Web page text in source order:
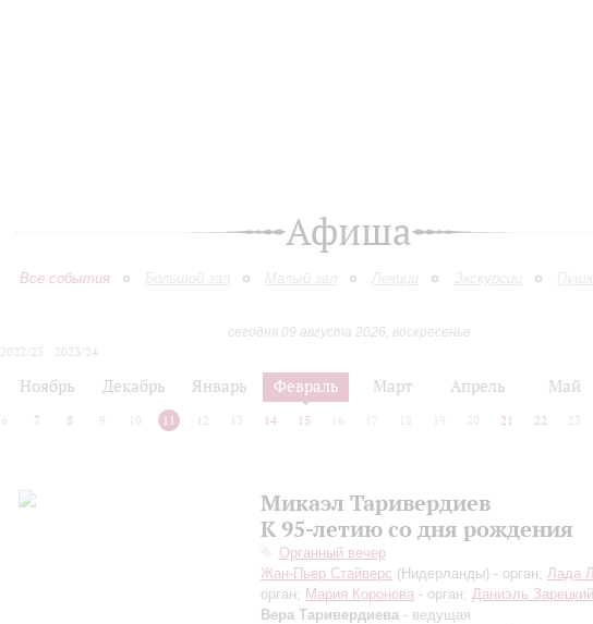
Афиша
Все события Большой зал Малый зал Лекции Экскурсии
сегодня 09 августа 2026, воскресенье
2022/23
2023/24
Ноябрь Декабрь Январь Февраль Март Апрель Май
6 7 8 9 10 11 12 13 14 15 16 17 18 19 20 21 22 23
Микаэл Таривердиев
К 95-летию со дня рождения
Органный вечер
Жан-Пьер Стайверс (Нидерланды) - орган; Лада
орган; Мария Коронова - орган; Даниэль Зарецкий
Вера Таривердиева - ведущая